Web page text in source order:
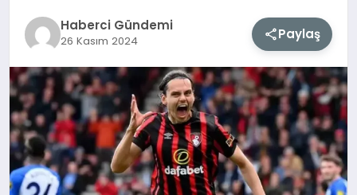
TEKNOLOJIHaberci Gündemi
26 Kasım 2024 Paylaş